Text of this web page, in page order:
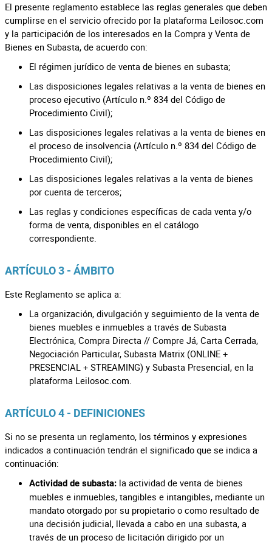
El presente reglamento establece las reglas generales que deben
cumplirse en el servicio ofrecido por la plataforma Leilosoc.com
y la participación de los interesados en la Compra y Venta de
Bienes en Subasta, de acuerdo con:
El régimen jurídico de venta de bienes en subasta;
Las disposiciones legales relativas a la venta de bienes en
proceso ejecutivo (Artículo n.º 834 del Código de
Procedimiento Civil);
Las disposiciones legales relativas a la venta de bienes en
el proceso de insolvencia (Artículo n.º 834 del Código de
Procedimiento Civil);
Las disposiciones legales relativas a la venta de bienes
por cuenta de terceros;
Las reglas y condiciones específicas de cada venta y/o
forma de venta, disponibles en el catálogo
correspondiente.
ARTÍCULO 3 - ÁMBITO
Este Reglamento se aplica a:
La organización, divulgación y seguimiento de la venta de
bienes muebles e inmuebles a través de Subasta
Electrónica, Compra Directa // Compre Já, Carta Cerrada,
Negociación Particular, Subasta Matrix (ONLINE +
PRESENCIAL + STREAMING) y Subasta Presencial, en la
plataforma Leilosoc.com.
ARTÍCULO 4 - DEFINICIONES
Si no se presenta un reglamento, los términos y expresiones
indicados a continuación tendrán el significado que se indica a
continuación:
Actividad de subasta: la actividad de venta de bienes
muebles e inmuebles, tangibles e intangibles, mediante un
mandato otorgado por su propietario o como resultado de
una decisión judicial, llevada a cabo en una subasta, a
través de un proceso de licitación dirigido por un